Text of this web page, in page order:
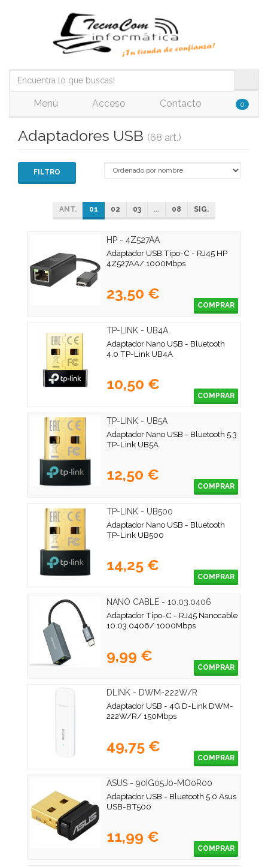
Menú Acceso Contacto 0
Adaptadores USB (68 art.)
FILTRO
ANT. 01 02 03 ... 08 SIG.
HP - 4Z527AA
Adaptador USB Tipo-C - RJ45 HP
4Z527AA/ 1000Mbps
23,50 €
COMPRAR
TP-LINK - UB4A
Adaptador Nano USB - Bluetooth
4.0 TP-Link UB4A
10,50 €
COMPRAR
TP-LINK - UB5A
Adaptador Nano USB - Bluetooth 5.3
TP-Link UB5A
12,50 €
COMPRAR
TP-LINK - UB500
Adaptador Nano USB - Bluetooth
TP-Link UB500
14,25 €
COMPRAR
NANO CABLE - 10.03.0406
Adaptador Tipo-C - RJ45 Nanocable
10.03.0406/ 1000Mbps
9,99 €
COMPRAR
DLINK - DWM-222W/R
Adaptador USB - 4G D-Link DWM-
222W/R/ 150Mbps
49,75 €
COMPRAR
ASUS - 90IG05J0-MO0R00
Adaptador USB - Bluetooth 5.0 Asus
USB-BT500
11,99 €
COMPRAR